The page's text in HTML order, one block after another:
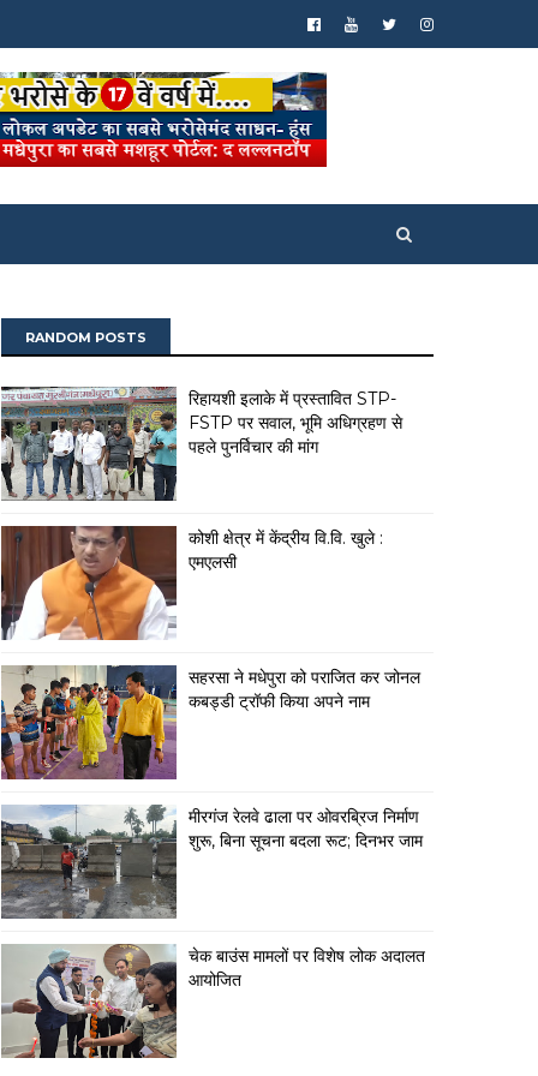
RANDOM POSTS
रिहायशी इलाके में प्रस्तावित STP-
FSTP पर सवाल, भूमि अधिग्रहण से
पहले पुनर्विचार की मांग
कोशी क्षेत्र में केंद्रीय वि.वि. खुले :
एमएलसी
सहरसा ने मधेपुरा को पराजित कर जोनल
कबड्डी ट्रॉफी किया अपने नाम
मीरगंज रेलवे ढाला पर ओवरब्रिज निर्माण
शुरू, बिना सूचना बदला रूट; दिनभर जाम
चेक बाउंस मामलों पर विशेष लोक अदालत
आयोजित